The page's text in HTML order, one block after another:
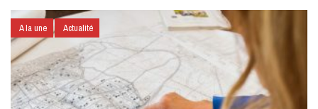
A la une Actualité